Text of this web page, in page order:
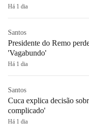
Há 1 dia
Santos
Presidente do Remo
'Vagabundo'
Há 1 dia
Santos
Cuca explica decisão
complicado'
Há 1 dia